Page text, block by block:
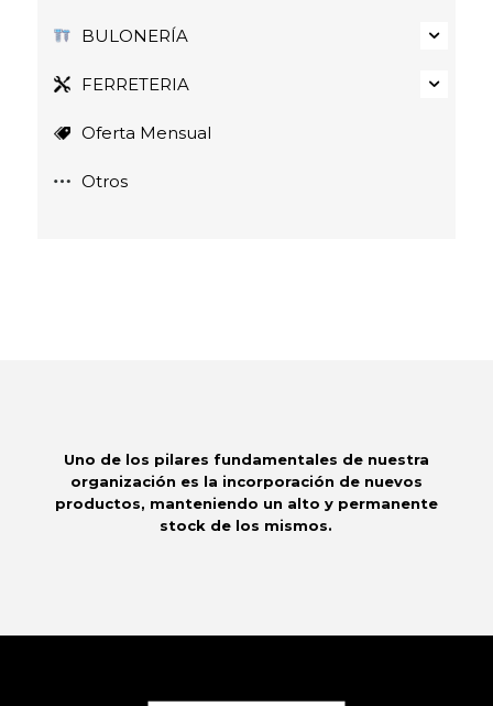
BULONERÍA
FERRETERIA
Oferta Mensual
Otros
Uno de los pilares fundamentales de nuestra
organización es la incorporación de nuevos
productos, manteniendo un alto y permanente
stock de los mismos.